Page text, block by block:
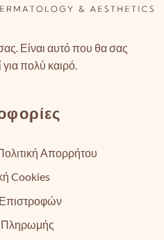
Είναι αυτό που θα σας
πολύ καιρό.
Απορρήτου
Cookies
Επιστροφών
Πληρωμής